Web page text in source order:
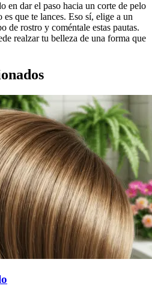
en dar el paso hacia un corte de pelo
que te lances. Eso sí, elige a un
de rostro y coméntale estas pautas.
realzar tu belleza de una forma que